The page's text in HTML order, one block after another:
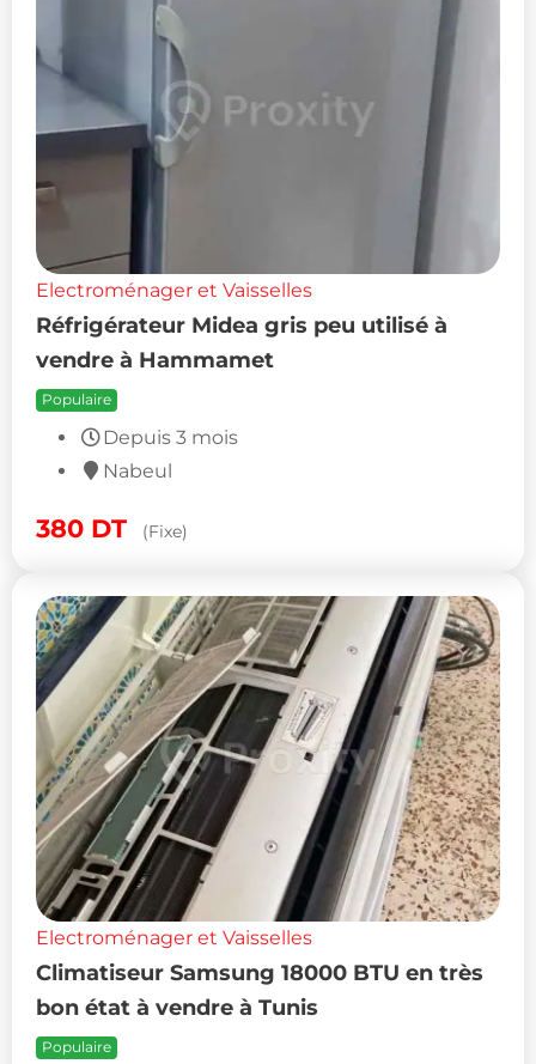
Electroménager et Vaisselles
Réfrigérateur Midea gris peu utilisé à
vendre à Hammamet
Populaire
Depuis 3 mois
Nabeul
380 DT (Fixe)
Electroménager et Vaisselles
Climatiseur Samsung 18000 BTU en très
bon état à vendre à Tunis
Populaire